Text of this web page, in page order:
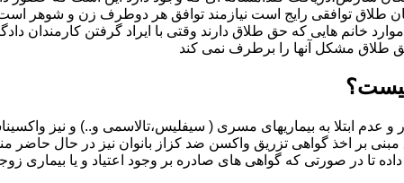
طلاق توافقی رایج است نیازمند توافق هر دوطرف زن و شوهر
خانم هایی که حق طلاق دارند وقتی با ایراد گرفتن کارمندان
طلاق مشکل آنها را برطرف نمی کند
بر اخذ گواهی تزریق واکسن ضد کزاز بانوان نیز در حال
تا در صورتی که گواهی های صادره بر وجود اعتیاد و یا بیماری